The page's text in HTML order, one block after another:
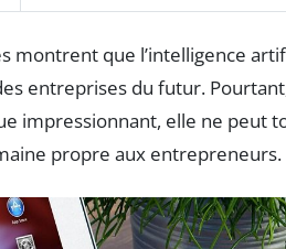
montrent que l’intelligence
entreprises du futur.
impressionnant, elle ne peut
propre aux entrepreneurs.